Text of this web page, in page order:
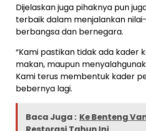
Dijelaskan juga pihaknya pun
terbaik dalam menjalankan
berbangsa dan bernegara.
“Kami pastikan tidak ada kader
makan, maupun
Kami terus membentuk kader
bebernya lagi.
Baca Juga : Ke Benteng